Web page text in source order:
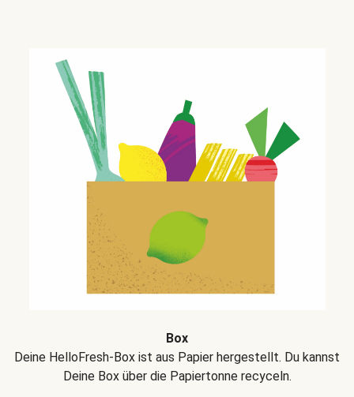
Box
Deine HelloFresh-Box ist aus Papier hergestellt. Du kannst
Deine Box über die Papiertonne recyceln.